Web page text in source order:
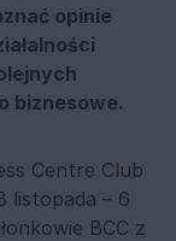
opinie
biznesowe.
Centre Club
listopada – 6
BCC z